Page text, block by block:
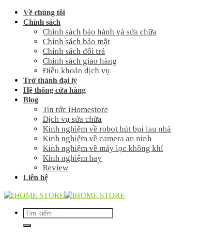
Skip
Về chúng tôi
Chính sách
Chính sách bảo hành và sửa chữa
Chính sách bảo mật
Chính sách đổi trả
Chính sách giao hàng
Điều khoản dịch vụ
Trở thành đại lý
Hệ thống cửa hàng
Blog
Tin tức iHomestore
Dịch vụ sửa chữa
Kinh nghiệm về robot hút bụi lau nhà
Kinh nghiệm về camera an ninh
Kinh nghiệm về máy lọc không khí
Kinh nghiệm hay
Review
Liên hệ
Tìm
kiếm: